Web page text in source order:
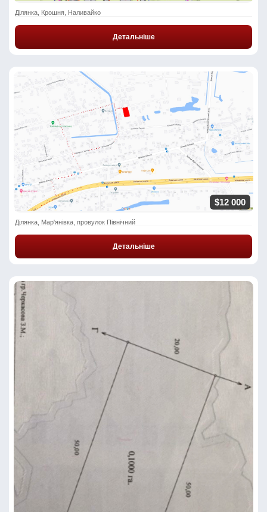
Ділянка, Крошня, Наливайко
Детальніше
$12 000
Ділянка, Мар'янівка, провулок Північний
Детальніше